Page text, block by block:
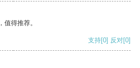
值得推荐。
支持[0] 反对[0]